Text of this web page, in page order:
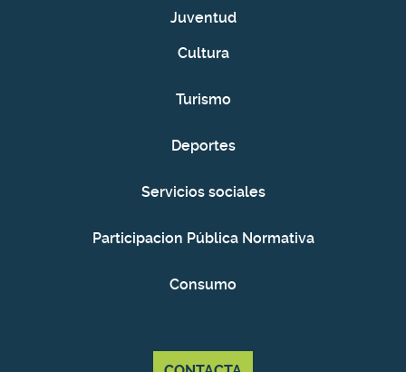
Juventud
Cultura
Turismo
Deportes
Servicios sociales
Participacion Pública Normativa
Consumo